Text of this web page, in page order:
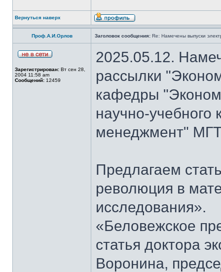
Вернуться наверх
Проф.А.И.Орлов Заголовок сообщения: Re: Намечены выпуски
Зарегистрирован: Вт сен 28,
2004 11:58 am
Сообщений: 12459
2025.05.12.
рассылки
кафедры
научно-
менеджмент"
Предлагаем
революция в
исследования».
«Беловежское
статья доктора
Воронина,